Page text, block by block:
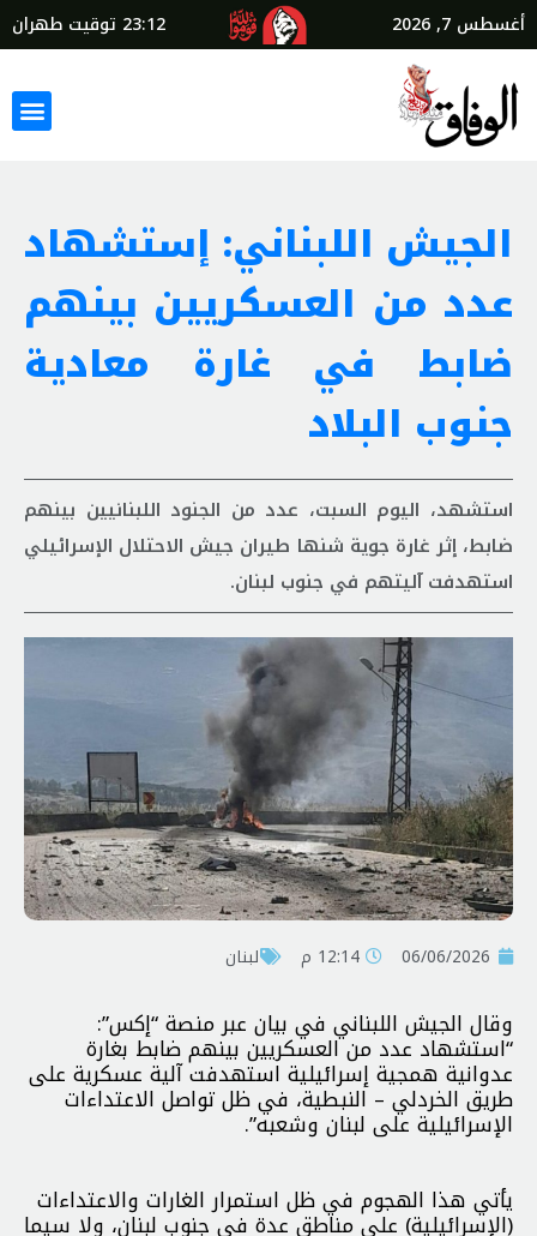
أغسطس 7, 2026 23:12 توقيت طهران
الجيش اللبناني: إستشهاد
عدد من العسكريين بينهم
ضابط في غارة معادية
جنوب البلاد
استشهد، اليوم السبت، عدد من الجنود اللبنانيين بينهم
ضابط، إثر غارة جوية شنها طيران جيش الاحتلال الإسرائيلي
استهدفت آليتهم في جنوب لبنان.
06/06/2026 12:14 م لبنان
وقال الجيش اللبناني في بيان عبر منصة “إكس”:
“استشهاد عدد من العسكريين بينهم ضابط بغارة
عدوانية همجية إسرائيلية استهدفت آلية عسكرية على
طريق الخردلي – النبطية، في ظل تواصل الاعتداءات
الإسرائيلية على لبنان وشعبه”.
يأتي هذا الهجوم في ظل استمرار الغارات والاعتداءات
(الإسرائيلية) على مناطق عدة في جنوب لبنان، ولا سيما